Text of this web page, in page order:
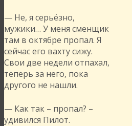
— Не, я серьёзно,
мужики… У меня сменщик
там в октябре пропал. Я
сейчас его вахту сижу.
Свои две недели отпахал,
теперь за него, пока
другого не нашли.
— Как так – пропал? –
удивился Пилот.